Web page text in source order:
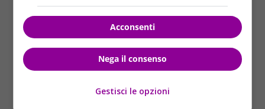
Domenico Coviello 08/01/2019
AGGIORNAMENTO ORE 10:57 – Stamani 8 gennaio
arriva la reazione del vicepremier, Luigi Di Maio, alla
ministra francese....
Acconsenti
Nega il consenso
Gestisci le opzioni